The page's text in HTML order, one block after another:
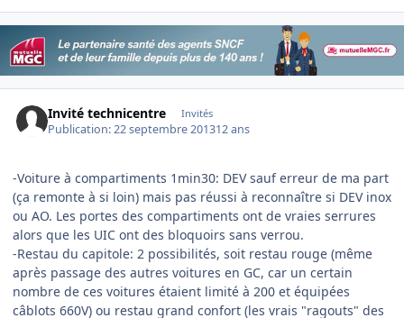
Invité technicentre Invités
Publication:22 septembre 201312 ans
-Voiture à compartiments 1min30: DEV sauf erreur de ma part
(ça remonte à si loin) mais pas réussi à reconnaître si DEV inox
ou AO. Les portes des compartiments ont de vraies serrures
alors que les UIC ont des bloquoirs sans verrou.
-Restau du capitole: 2 possibilités, soit restau rouge (même
après passage des autres voitures en GC, car un certain
nombre de ces voitures étaient limité à 200 et équipées
câblots 660V) ou restau grand confort (les vrais "ragouts" des